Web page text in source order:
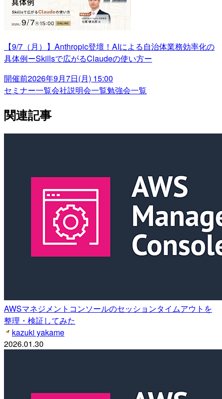
【9/7（月）】Anthropic登壇！AIによる自治体業務効率化の
具体例ーSkillsで広がるClaudeの使い方ー
開催前2026年9月7日(月) 15:00
セミナー一覧会社説明会一覧勉強会一覧
関連記事
AWSマネジメントコンソールのセッションタイムアウトを
整理・検証してみた
kazuki yakame
2026.01.30